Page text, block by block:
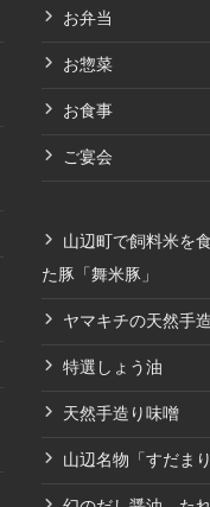
お弁当
お惣菜
お食事
ご宴会
山辺町で飼料米を
た豚「舞米豚」
ヤマキチの天然手
特選しょう油
天然手造り味噌
山辺名物「すだまり